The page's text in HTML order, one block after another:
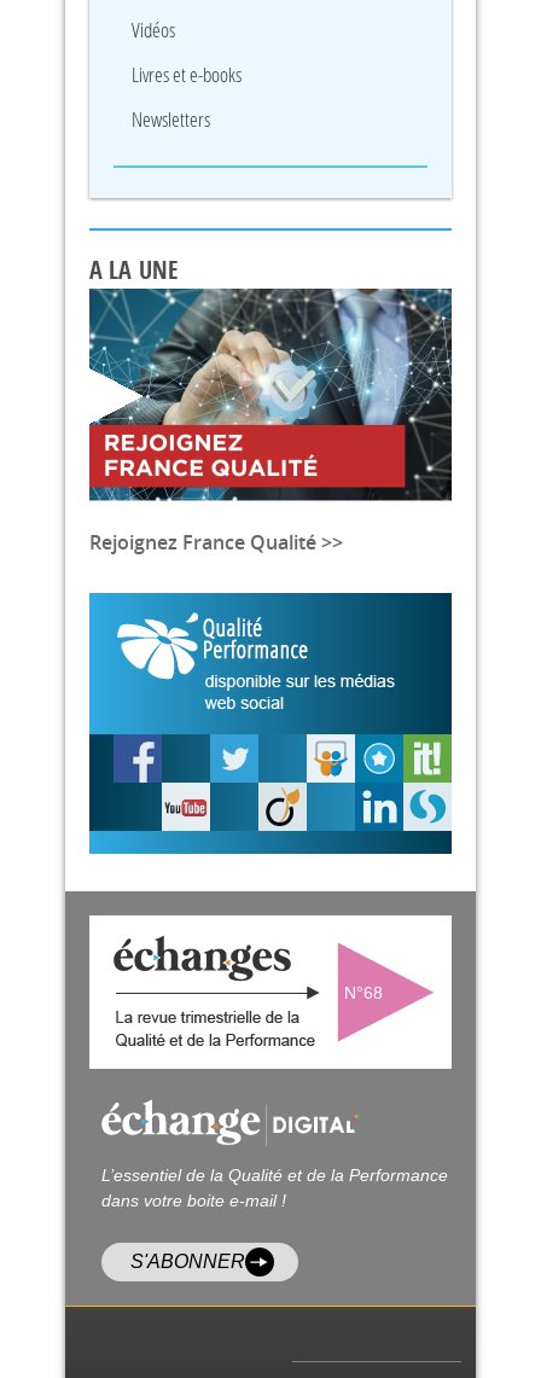
Vidéos
Livres et e-books
Newsletters
A LA UNE
Rejoignez France Qualité >>
N°68
L’essentiel de la Qualité et de la Performance
dans votre boite e-mail !
S'ABONNER